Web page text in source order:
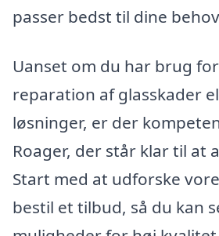
passer bedst til dine
Uanset om du har brug
reparation af glasskader
løsninger, er der
Roager, der står klar til at
Start med at udforske
bestil et tilbud, så du kan